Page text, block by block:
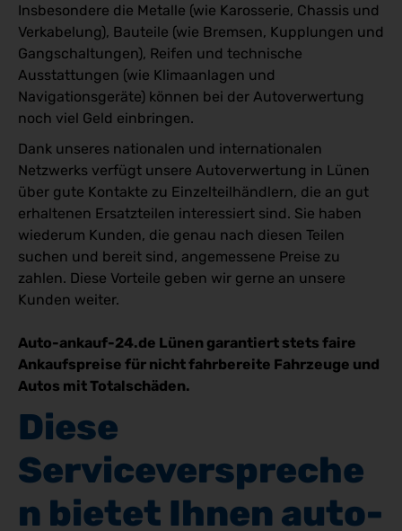
Insbesondere die Metalle (wie Karosserie, Chassis und
Verkabelung), Bauteile (wie Bremsen, Kupplungen und
Gangschaltungen), Reifen und technische
Ausstattungen (wie Klimaanlagen und
Navigationsgeräte) können bei der Autoverwertung
noch viel Geld einbringen.
Dank unseres nationalen und internationalen
Netzwerks verfügt unsere Autoverwertung in Lünen
über gute Kontakte zu Einzelteilhändlern, die an gut
erhaltenen Ersatzteilen interessiert sind. Sie haben
wiederum Kunden, die genau nach diesen Teilen
suchen und bereit sind, angemessene Preise zu
zahlen. Diese Vorteile geben wir gerne an unsere
Kunden weiter.
Auto-ankauf-24.de Lünen garantiert stets faire
Ankaufspreise für nicht fahrbereite Fahrzeuge und
Autos mit Totalschäden.
Diese
Serviceverspreche
n bietet Ihnen auto-